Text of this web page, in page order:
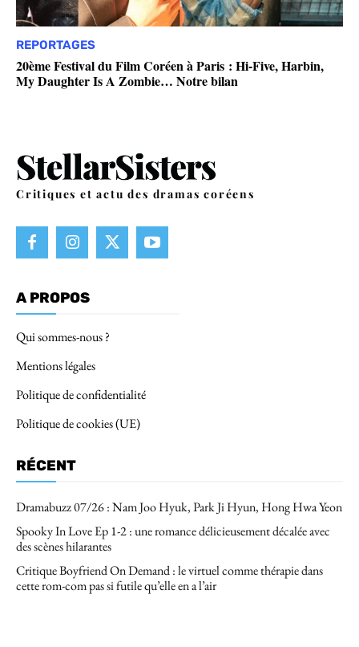
REPORTAGES
20ème Festival du Film Coréen à Paris : Hi-Five, Harbin,
My Daughter Is A Zombie… Notre bilan
Critiques et actu des dramas coréens
A PROPOS
Qui sommes-nous ?
Mentions légales
Politique de confidentialité
Politique de cookies (UE)
RÉCENT
Dramabuzz 07/26 : Nam Joo Hyuk, Park Ji Hyun, Hong Hwa Yeon
Spooky In Love Ep 1-2 : une romance délicieusement décalée avec
des scènes hilarantes
Critique Boyfriend On Demand : le virtuel comme thérapie dans
cette rom-com pas si futile qu’elle en a l’air